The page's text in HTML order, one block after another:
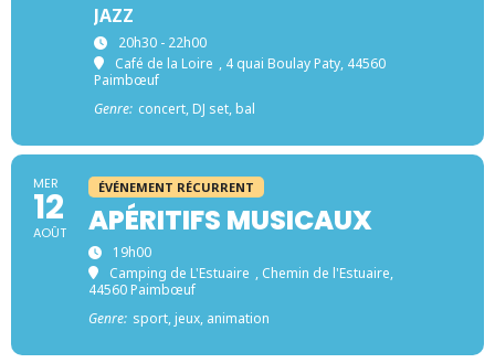
JAZZ
20h30 - 22h00
Café de la Loire , 4 quai Boulay Paty, 44560
Paimbœuf
Genre: concert, DJ set, bal
MER
12
AOÛT
ÉVÉNEMENT RÉCURRENT
APÉRITIFS MUSICAUX
19h00
Camping de L'Estuaire , Chemin de l'Estuaire,
44560 Paimbœuf
Genre: sport, jeux, animation